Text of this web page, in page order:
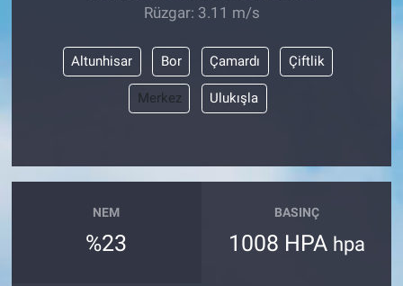
Rüzgar: 3.11 m/s
Altunhisar Bor Çamardı Çiftlik
Merkez Ulukışla
NEM
%23
BASINÇ
1008 HPA hpa
Yaşam